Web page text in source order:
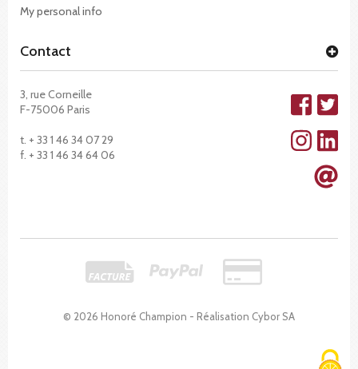
© 2026 Honoré Champion - Réalisation Cybor SA
My personal info
Contact
3, rue Corneille
F-75006 Paris
t. + 33 1 46 34 07 29
f. + 33 1 46 34 64 06